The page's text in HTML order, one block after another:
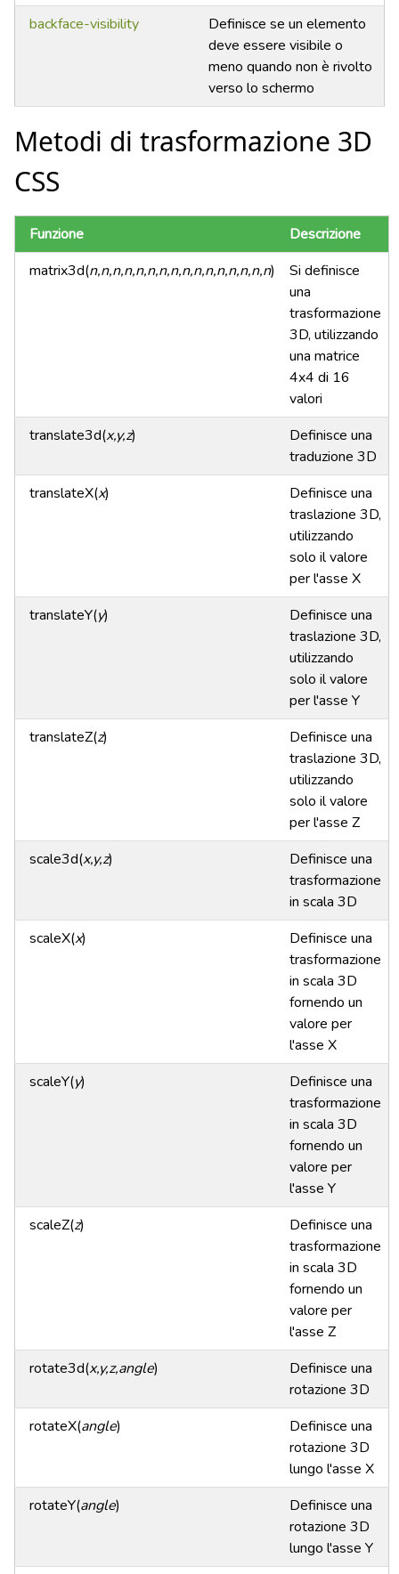
backface-visibility
Definisce se un elemento
deve essere visibile o
meno quando non è rivolto
verso lo schermo
Metodi di trasformazione 3D
CSS
Funzione
Descrizione
matrix3d(n,n,n,n,n,n,n,n,n,n,n,n,n,n,n,n)
Si definisce
una
trasformazione
3D, utilizzando
una matrice
4x4 di 16
valori
translate3d(x,y,z)
Definisce una
traduzione 3D
translateX(x)
Definisce una
traslazione 3D,
utilizzando
solo il valore
per l'asse X
translateY(y)
Definisce una
traslazione 3D,
utilizzando
solo il valore
per l'asse Y
translateZ(z)
Definisce una
traslazione 3D,
utilizzando
solo il valore
per l'asse Z
scale3d(x,y,z)
Definisce una
trasformazione
in scala 3D
scaleX(x)
Definisce una
trasformazione
in scala 3D
fornendo un
valore per
l'asse X
scaleY(y)
Definisce una
trasformazione
in scala 3D
fornendo un
valore per
l'asse Y
scaleZ(z)
Definisce una
trasformazione
in scala 3D
fornendo un
valore per
l'asse Z
rotate3d(x,y,z,angle)
Definisce una
rotazione 3D
rotateX(angle)
Definisce una
rotazione 3D
lungo l'asse X
rotateY(angle)
Definisce una
rotazione 3D
lungo l'asse Y